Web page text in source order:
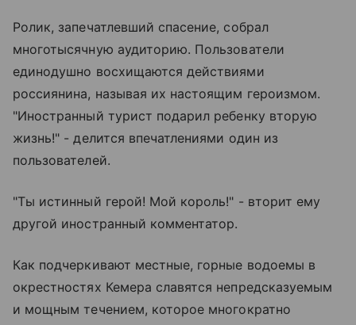
Ролик, запечатлевший спасение, собрал
многотысячную аудиторию. Пользователи
единодушно восхищаются действиями
россиянина, называя их настоящим героизмом.
"Иностранный турист подарил ребенку вторую
жизнь!" - делится впечатлениями один из
пользователей.
"Ты истинный герой! Мой король!" - вторит ему
другой иностранный комментатор.
Как подчеркивают местные, горные водоемы в
окрестностях Кемера славятся непредсказуемым
и мощным течением, которое многократно